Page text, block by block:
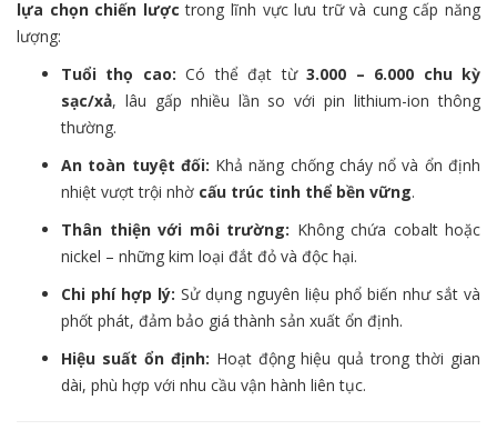
lựa chọn chiến lược trong lĩnh vực lưu trữ và cung cấp năng
lượng:
Tuổi thọ cao: Có thể đạt từ3.000 – 6.000 chu kỳ
sạc/xả, lâu gấp nhiều lần so với pin lithium-ion thông
thường.
An toàn tuyệt đối: Khả năng chống cháy nổ và ổn định
nhiệt vượt trội nhờ cấu trúc tinh thể bền vững.
Thân thiện với môi trường: Không chứa cobalt hoặc
nickel – những kim loại đắt đỏ và độc hại.
Chi phí hợp lý: Sử dụng nguyên liệu phổ biến như sắt và
phốt phát, đảm bảo giá thành sản xuất ổn định.
Hiệu suất ổn định: Hoạt động hiệu quả trong thời gian
dài, phù hợp với nhu cầu vận hành liên tục.